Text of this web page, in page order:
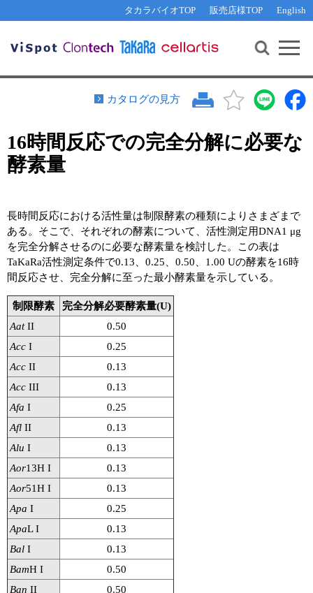
タカラバイオTOP 販売店様TOP English
機能解析・サイレンシング
PCR・等温増幅
リアルタイムPCR（qPCR）
サンプル請求
テクニカルサポートライン
その他 ライセンスに関するご相談
遺伝子組換え生物該当製品
研究支援ツール
Cut-Site Navigator 制限酵素切断サイトの検索
In-Fusion Cloning プライマー設計
抗体検索サイト
リアルタイムPCR
リアルタイムPCR （プローブ法）
プライマー・プローブ検索・注文
機器ソフトウェア・ベクター配列ダウンロード
実験ガイド
リアルタイムPCR実験ガイド
遺伝子検査ガイド（食品・水質・家畜他）
NGSポータルサイト
幹細胞・再生医療研究ガイド
クローニング実験ガイド
細胞選択ガイド
エピジェネティクス実験ガイド
RNAi実験ガイド
アプリケーションノート
お問い合わせ WEB会員登録
カタログの見方
16時間反応での完全分解に必要な
酵素量
長時間反応における活性量は制限酵素の種類によりさまざまで
ある。そこで、それぞれの酵素について、活性測定用DNA1 μg
を完全分解させるのに必要な酵素量を検討した。この表は
TaKaRa活性測定条件で0.13、0.25、0.50、1.00 Uの酵素を16時
間反応させ、完全分解に至った最小酵素量を示している。
制限酵素
完全分解必要酵素量(U)
AatII
0.50
Acc I
0.25
Acc II
0.13
Acc III
0.13
Afa I
0.25
Afl II
0.13
Alu I
0.13
Aor13H I
0.13
Aor51H I
0.13
Apa I
0.25
ApaL I
0.13
Bal I
0.13
BamH I
0.50
Ban II
0.50